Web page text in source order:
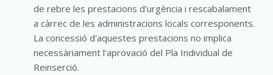
de rebre les prestacions d'urgència i rescabalament
a càrrec de les administracions locals corresponents.
La concessió d'aquestes prestacions no implica
necessàriament l'aprovació del Pla Individual de
Reinserció.